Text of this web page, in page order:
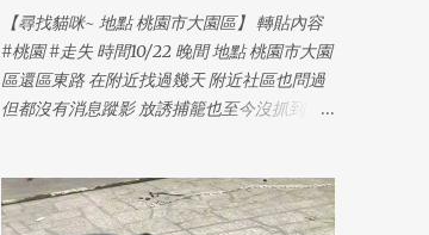
【尋找貓咪~ 地點 桃園市大園區】 轉貼內容
#桃園 #走失 時間10/22 晚間 地點 桃園市大園
區還區東路 在附近找過幾天 附近社區也問過
但都沒有消息蹤影 放誘捕籠也至今沒抓到 請
https://www.facebook.com/yolanda1103